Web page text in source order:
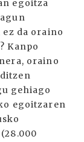
egoitza
da oraino
Kanpo
oraino
gehiago
egoitzaren